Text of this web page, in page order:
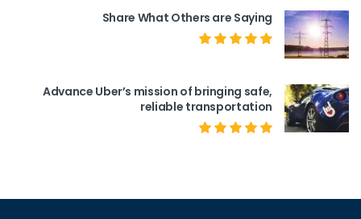
Share What Others are Saying
Advance Uber’s mission of bringing safe,
reliable transportation